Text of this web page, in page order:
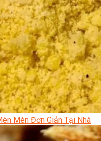
Mén Đơn Giản Tại Nhà